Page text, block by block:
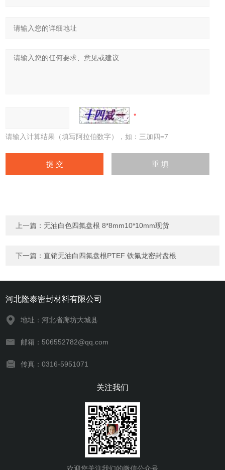
请输入计算结果（填写阿拉伯数字），如：三加四=7
上一篇：无油白色四氟盘根 8*8mm10*10mm现货
下一篇：直销无油白四氟盘根PTEF 铁氟龙密封盘根
河北隆泰密封材料有限公司
地址：河北省廊坊大城县
邮箱：506552782@qq.com
传真：0316-5951071
关注我们